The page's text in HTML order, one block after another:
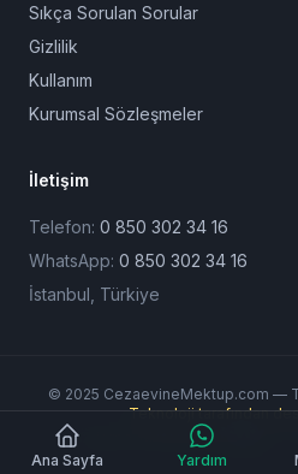
Ana Sayfa Yardım
Sıkça Sorulan Sorular
Gizlilik
Kullanım
Kurumsal Sözleşmeler
İletişim
Telefon: 0 850 302 34 16
WhatsApp: 0 850 302 34 16
İstanbul, Türkiye
© 2025 CezaevineMektup.com —
Teknoloji tarafından
Ödeme Yöntemleri: